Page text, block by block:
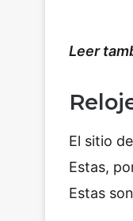
Leer
El sitio
Estas,
Estas